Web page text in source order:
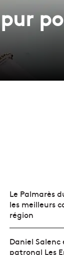
Le Palmarès
les meilleurs
région
Daniel
patronal Les